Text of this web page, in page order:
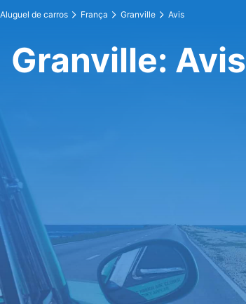
Aluguel de carros França Granville Avis
Granville: Avis